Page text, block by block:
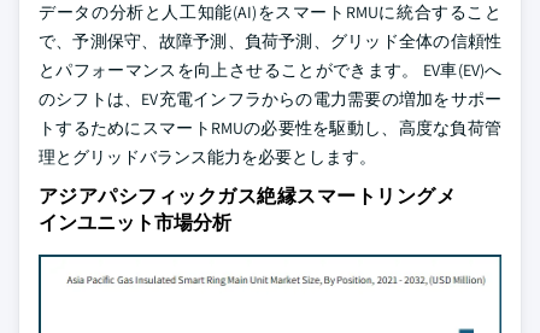
データの分析と人工知能(AI)をスマートRMUに統合すること
で、予測保守、故障予測、負荷予測、グリッド全体の信頼性
とパフォーマンスを向上させることができます。 EV車(EV)へ
のシフトは、EV充電インフラからの電力需要の増加をサポー
トするためにスマートRMUの必要性を駆動し、高度な負荷管
理とグリッドバランス能力を必要とします。
アジアパシフィックガス絶縁スマートリングメ
インユニット市場分析